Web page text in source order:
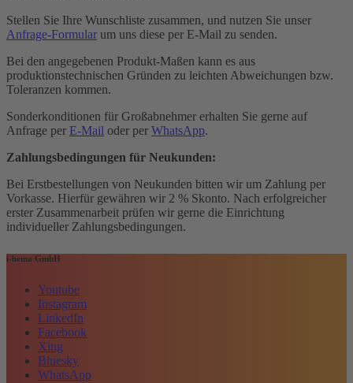
Stellen Sie Ihre Wunschliste zusammen, und nutzen Sie unser
Anfrage-Formular um uns diese per E-Mail zu senden.
Bei den angegebenen Produkt-Maßen kann es aus
produktionstechnischen Gründen zu leichten Abweichungen bzw.
Toleranzen kommen.
Sonderkonditionen für Großabnehmer erhalten Sie gerne auf
Anfrage per E-Mail oder per WhatsApp.
Zahlungsbedingungen für Neukunden:
Bei Erstbestellungen von Neukunden bitten wir um Zahlung per
Vorkasse. Hierfür gewähren wir 2 % Skonto. Nach erfolgreicher
erster Zusammenarbeit prüfen wir gerne die Einrichtung
individueller Zahlungsbedingungen.
i-bema GmbH
Youtube
Instagram
LinkedIn
Facebook
Xing
Bluesky
WhatsApp